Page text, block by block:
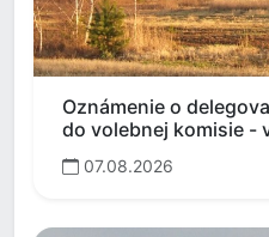
Oznámenie o
do volebnej komisie -
07.08.2026